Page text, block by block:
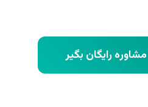
رایگان بگیر